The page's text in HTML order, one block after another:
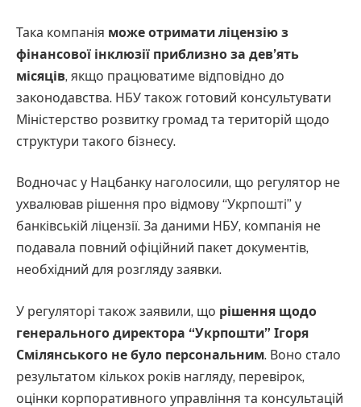
Така компанія може отримати ліцензію з
фінансової інклюзії приблизно за дев’ять
місяців, якщо працюватиме відповідно до
законодавства. НБУ також готовий консультувати
Міністерство розвитку громад та територій щодо
структури такого бізнесу.
Водночас у Нацбанку наголосили, що регулятор не
ухвалював рішення про відмову “Укрпошті” у
банківській ліцензії. За даними НБУ, компанія не
подавала повний офіційний пакет документів,
необхідний для розгляду заявки.
У регуляторі також заявили, що рішення щодо
генерального директора “Укрпошти” Ігоря
Смілянського не було персональним. Воно стало
результатом кількох років нагляду, перевірок,
оцінки корпоративного управління та консультацій